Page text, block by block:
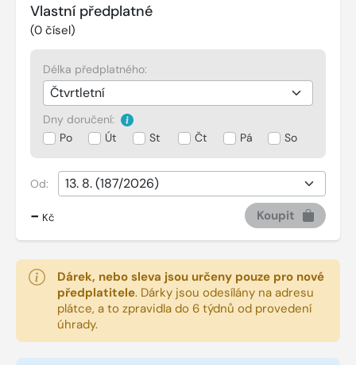
Vlastní předplatné
(0 čísel)
Délka předplatného:
Dny doručení:
Po
Út St Čt Pá So
Od:
- Kč Koupit
Dárek, nebo sleva jsou určeny pouze pro nové
předplatitele. Dárky jsou odesílány na adresu
plátce, a to zpravidla do 6 týdnů od provedení
úhrady.